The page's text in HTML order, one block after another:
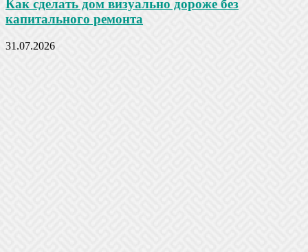
Как сделать дом визуально дороже без
капитального ремонта
31.07.2026